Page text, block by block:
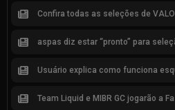
Confira todas as seleções de